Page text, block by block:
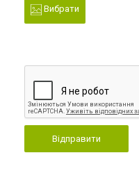
Вибрати
Відправити